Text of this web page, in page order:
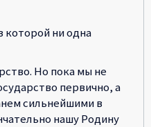
которой ни одна
Но пока мы не
первично, а
сильнейшими в
нашу Родину